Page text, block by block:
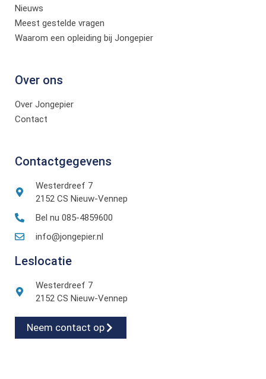
Nieuws
Meest gestelde vragen
Waarom een opleiding bij Jongepier
Over ons
Over Jongepier
Contact
Contactgegevens
Westerdreef 7
2152 CS Nieuw-Vennep
Bel nu 085-4859600
info@jongepier.nl
Leslocatie
Westerdreef 7
2152 CS Nieuw-Vennep
Neem contact op